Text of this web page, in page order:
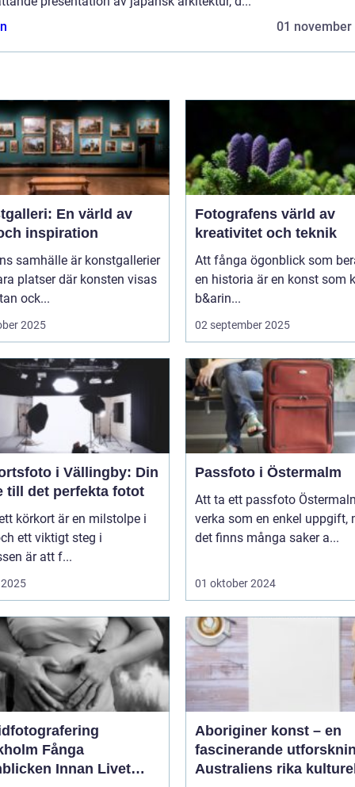
01 november
En värld av
inspiration
samhälle är konstgallerier
platser där konsten visas
ock...
2025
Fotografens värld av
kreativitet och teknik
Att fånga ögonblick som
en historia är en konst som
b&arin...
02 september 2025
i Vällingby: Din
till det perfekta fotot
körkort är en milstolpe i
ett viktigt steg i
är att f...
Passfoto i Östermalm
Att ta ett passfoto
verka som en enkel uppgift,
det finns många saker a...
01 oktober 2024
Fånga
Innan Livet
Aboriginer konst – en
fascinerande
Australiens rika